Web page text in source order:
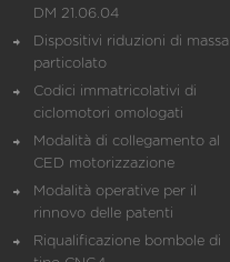
DM 21.06.04
Dispositivi riduzioni di massa
particolato
Codici immatricolativi di
ciclomotori omologati
Modalità di collegamento al
CED motorizzazione
Modalità operative per il
rinnovo delle patenti
Riqualificazione bombole di